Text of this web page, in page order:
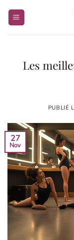
Les
PUBLIÉ
27
Nov